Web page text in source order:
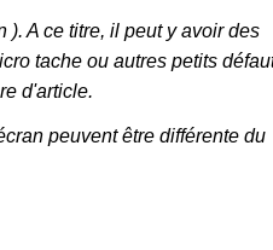
). A ce titre, il peut y avoir des
tache ou autres petits
d'article.
peuvent être différente du